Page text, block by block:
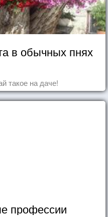
в обычных пнях
такое на даче!
профессии